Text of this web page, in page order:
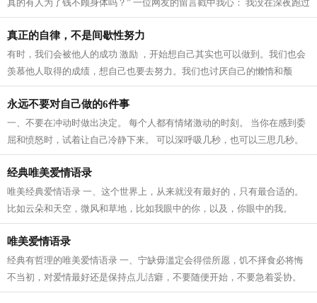
真的有人为了钱不顾身体吗？” 一位网友的留言戳中我心： 我没在深夜跑过
网约车，但我能理解他们。半夜...
真正的自律，不是间歇性努力
有时，我们会被他人的成功 激励 ，开始想自己其实也可以做到。我们也会
羡慕他人取得的成绩，想自己也要去努力。我们也讨厌自己的懒惰和颓
废，想要彻底去改变现状。 事实上，刚...
永远不要对自己做的6件事
一、不要在冲动时做出决定。 每个人都有情绪激动的时刻。 当你在感到委
屈和愤怒时，试着让自己冷静下来。 可以深呼吸几秒，也可以三思几秒。
无论是说一时的气话，还是做一件气...
经典唯美爱情语录
唯美经典爱情语录 一、这个世界上，从来就没有最好的，只有最合适的。
比如云朵和天空，微风和草地，比如我眼中的你，以及，你眼中的我。
二、喜欢上你，并不是你长得好不好看...
唯美爱情语录
经典有哲理的唯美爱情语录 一、宁缺毋滥定会得偿所愿，饥不择食必将悔
不当初，对爱情最好还是保持点儿洁癖，不要随便开始，不要急着妥协。
二、人的一生会碰见很多心动的人，...